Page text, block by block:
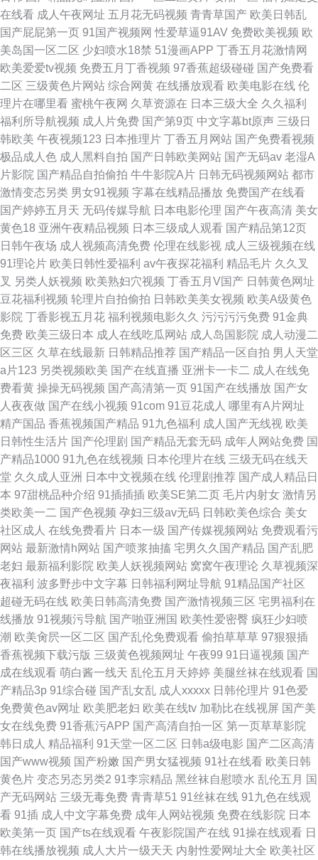
在线看 成人午夜网址 五月花无码视频 青青草国产 欧美日韩乱
国产屁屁第一页 91国产视频网 性爱草逼91AV 免费欧美视频 欧
美岛国一区二区 少妇喷水18禁 51漫画APP 丁香五月花激情网
欧美爱爱tv视频 免费五月丁香视频 97香蕉超级碰碰 国产免费看
二区 三级黄色片网站 综合网黄 在线播放观看 欧美电影在线 伦
理片在哪里看 蜜桃午夜网 久草资源在 日本三级大全 久久福利
福利所导航视频 成人片免费 国产第9页 中文字幕bt原声 三级日
韩欧美 午夜视频123 日本推理片 丁香五月网站 国产免费看视频
极品成人色 成人黑料自拍 国产日韩欧美网站 国产无码av 老湿A
片影院 国产精品自拍偷拍 牛牛影院A片 日韩无码视频网站 都市
激情变态另类 男女91视频 字幕在线精品播放 免费国产在线看
国产婷婷五月天 无码传媒导航 日本电影伦理 国产午夜高清 美女
黄色18 亚洲午夜精品视频 日本三级成人观看 国产精品第12页
日韩午夜场 成人视频高清免费 伦理在线影视 成人三级视频在线
91理论片 欧美日韩性爱福利 av午夜探花福利 精品毛片 久久叉
叉 另类人妖视频 欧美熟妇穴视频 丁香五月V国产 日韩黄色网址
豆花福利视频 轮理片自拍偷拍 日韩欧美美女视频 欧美A级黄色
影院 丁香影视五月花 福利视频电影久久 污污污污免费 91金典
免费 欧美三级日本 成人在线吃瓜网站 成人岛国影院 成人动漫二
区三区 久草在线最新 日韩精品推荐 国产精品一区自拍 男人天堂
a片123 另类视频欧美 国产在线直播 亚洲卡一卡二 成人在线免
费看黄 操操无码视频 国产高清第一页 91国产在线播放 国产女
人夜夜做 国产在线小视频 91com 91豆花成人 哪里有A片网址
精产国品 香蕉视频国产精品 91九色福利 成人国产无线视 欧美
日韩性生活片 国产伦理剧 国产精品无套无码 成年人网站免费 国
产精品1000 91九色在线视频 日本伦理片在线 三级无码在线天
堂 久久成人亚洲 日本中文视频在线 伦理剧推荐 国产成人精品日
本 97甜桃品种介绍 91插插插 欧美SE第二页 毛片内射女 激情另
类欧美一二 国产色视频 孕妇三级av无码 日韩欧美色综合 美女
社区成人 在线免费看片 日本一级 国产传媒视频网站 免费观看污
网站 最新激情h网站 国产喷浆抽搐 宅男久久国产精品 国产乱肥
老妇 最新福利影院 欧美人妖视频网站 窝窝午夜理论 久草视频深
夜福利 波多野步中文字幕 日韩福利网址导航 91精品国产社区
超碰无码在线 欧美日韩高清免费 国产激情视频三区 宅男福利在
线播放 91视频污导航 国产啪亚洲国 欧美性爱密臀 疯狂少妇喷
潮 欧美肏屄一区二区 国产乱伦免费观看 偷拍草草草 97狠狠插
香蕉视频下载污版 三级黄色视频网址 午夜99 91日逼视频 国产
成在线观看 萌白酱一线天 乱伦五月天婷婷 美腿丝袜在线观看 国
产精品3p 91综合碰 国产乱女乱 成人xxxxx 日韩伦理片 91色爱
免费黄色av网址 欧美肥老妇 欧美在线tv 加勒比在线视屏 国产美
女在线免费 91香蕉污APP 国产高清自拍一区 第一页草草影院
韩日成人 精品福利 91天堂一区二区 日韩a级电影 国产二区高清
国产www视频 国产粉嫩 国产男女猛视频 91社在线看 欧美日韩
黄色片 变态另态另类2 91李宗精品 黑丝袜自慰喷水 乱伦五月 国
产无码网站 三级无毒免费 青青草51 91丝袜在线 91九色在线观
看 91插 成人中文字幕免费 成年人网站视频 免费在线影院 日本
欧美第一页 国产ts在线观看 午夜影院国产在线 91操在线观看 日
韩在线播放视频 成人大片一级天天 内射性爱网址大全 欧美社区